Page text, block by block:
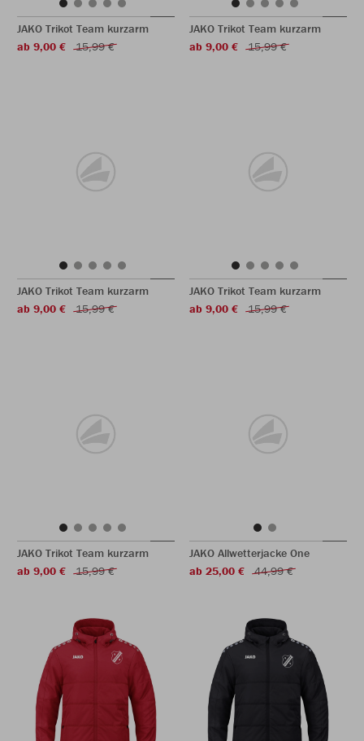
JAKO Trikot Team kurzarm
ab 9,00 €
15,99 €
JAKO Trikot Team kurzarm
ab 9,00 €
15,99 €
JAKO Trikot Team kurzarm
ab 9,00 €
15,99 €
JAKO Trikot Team kurzarm
ab 9,00 €
15,99 €
JAKO Trikot Team kurzarm
ab 9,00 €
15,99 €
JAKO Allwetterjacke One
ab 25,00 €
44,99 €